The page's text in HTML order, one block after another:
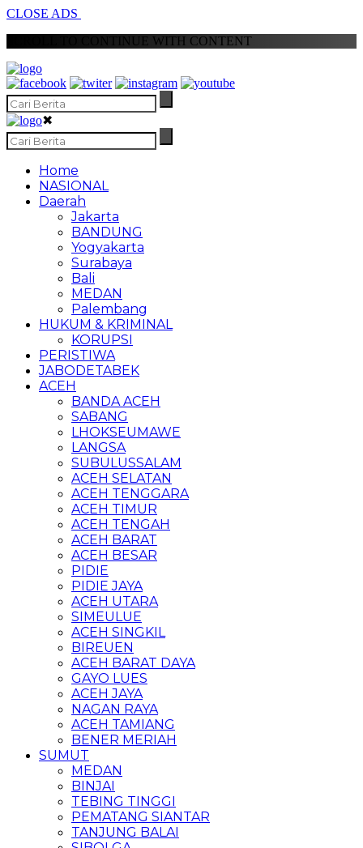
CLOSE ADS
SCROLL TO CONTINUE WITH CONTENT
✖
Home
NASIONAL
Daerah
Jakarta
BANDUNG
Yogyakarta
Surabaya
Bali
MEDAN
Palembang
HUKUM & KRIMINAL
KORUPSI
PERISTIWA
JABODETABEK
ACEH
BANDA ACEH
SABANG
LHOKSEUMAWE
LANGSA
SUBULUSSALAM
ACEH SELATAN
ACEH TENGGARA
ACEH TIMUR
ACEH TENGAH
ACEH BARAT
ACEH BESAR
PIDIE
PIDIE JAYA
ACEH UTARA
SIMEULUE
ACEH SINGKIL
BIREUEN
ACEH BARAT DAYA
GAYO LUES
ACEH JAYA
NAGAN RAYA
ACEH TAMIANG
BENER MERIAH
SUMUT
MEDAN
BINJAI
TEBING TINGGI
PEMATANG SIANTAR
TANJUNG BALAI